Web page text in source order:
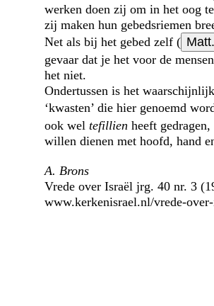
werken doen zij om in het oog
zij maken hun gebedsriemen
Net als bij het gebed zelf (
gevaar dat je het voor de
het niet.
Ondertussen is het
‘kwasten’ die hier genoemd
ook wel tefillien heeft
willen dienen met hoofd, hand
A. Brons
Vrede over Israël jrg. 40 nr. 3
www.kerkenisrael.nl/vrede-